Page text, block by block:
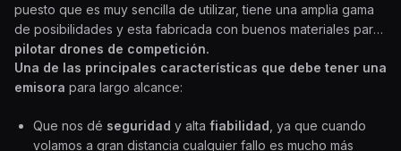
puesto que es muy sencilla de utilizar, tiene una amplia gama
de posibilidades y esta fabricada con buenos materiales para
pilotar drones de competición.
Una de las principales características que debe tener una
emisora para largo alcance:
Que nos dé seguridad y alta fiabilidad , ya que cuando
volamos a gran distancia cualquier fallo es mucho más